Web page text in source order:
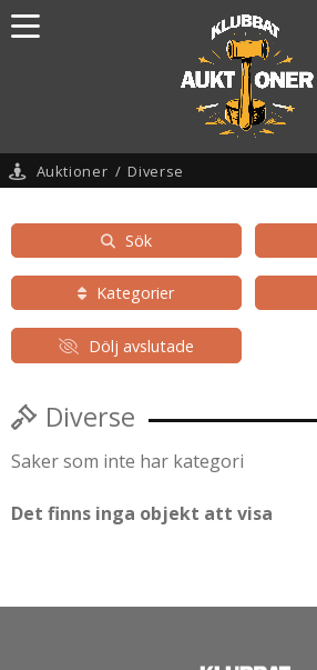
Auktioner / Diverse
Sök
Kategorier
Dölj avslutade
Diverse
Saker som inte har kategori
Det finns inga objekt att visa